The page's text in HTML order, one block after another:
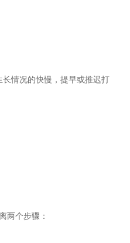
情况的快慢，提早或推迟打
两个步骤：